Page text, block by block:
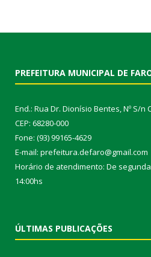
PREFEITURA MUNICIPAL DE
End.: Rua Dr. Dionísio Bentes, Nº S/n
CEP: 68280-000
Fone: (93) 99165-4629
E-mail: prefeitura.defaro@gmail.com
Horário de atendimento: De
14:00hs
ÚLTIMAS PUBLICAÇÕES